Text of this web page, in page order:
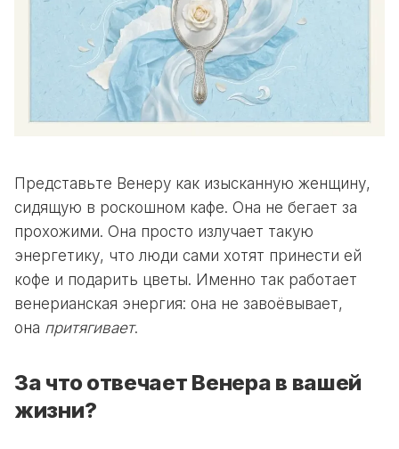
Представьте Венеру как изысканную женщину,
сидящую в роскошном кафе. Она не бегает за
прохожими. Она просто излучает такую
энергетику, что люди сами хотят принести ей
кофе и подарить цветы. Именно так работает
венерианская энергия: она не завоёвывает,
она притягивает.
За что отвечает Венера в вашей
жизни?